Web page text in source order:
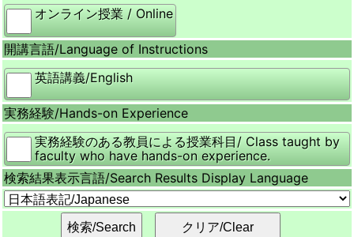
オンライン授業 / Online
開講言語/Language of Instructions
英語講義/English
実務経験/Hands-on Experience
実務経験のある教員による授業科目/ Class taught by
faculty who have hands-on experience.
検索結果表示言語/Search Results Display Language